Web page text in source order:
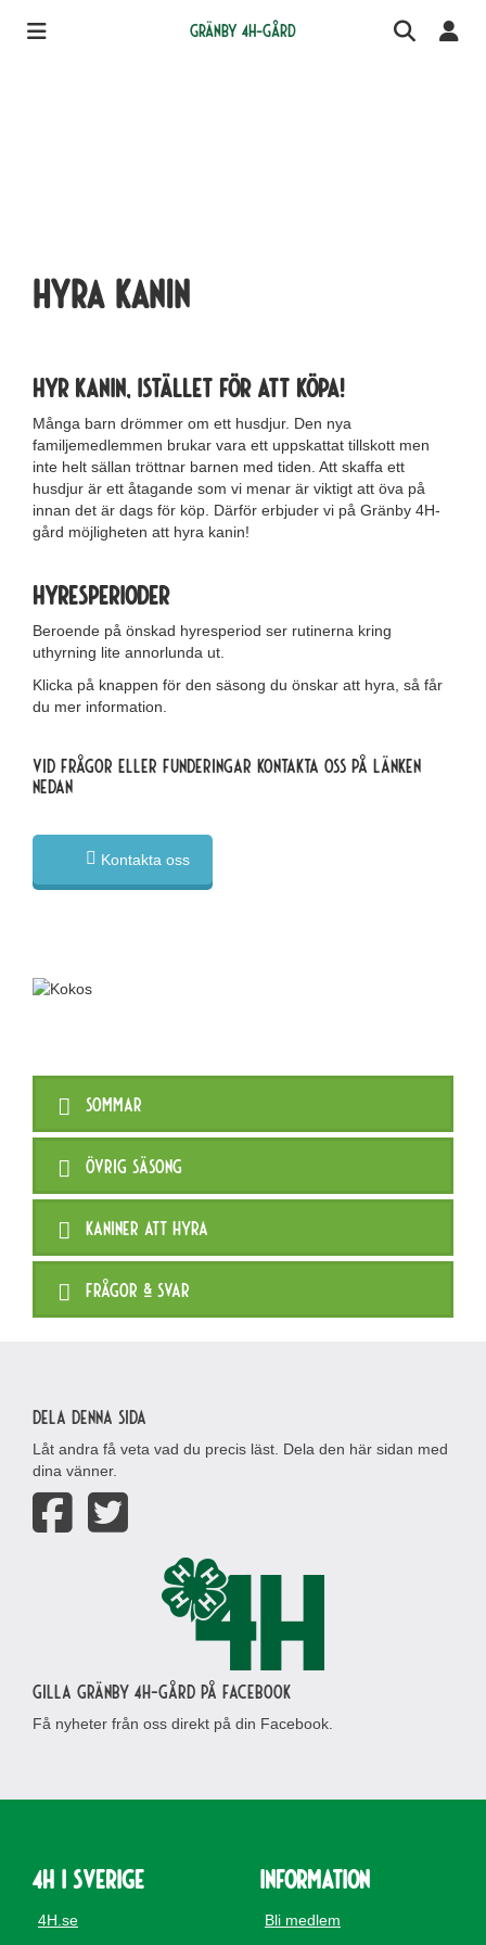
Gränby 4H-gård
Hyra kanin
Hyr kanin, istället för att köpa!
Många barn drömmer om ett husdjur. Den nya
familjemedlemmen brukar vara ett uppskattat tillskott men
inte helt sällan tröttnar barnen med tiden. Att skaffa ett
husdjur är ett åtagande som vi menar är viktigt att öva på
innan det är dags för köp. Därför erbjuder vi på Gränby 4H-
gård möjligheten att hyra kanin!
Hyresperioder
Beroende på önskad hyresperiod ser rutinerna kring
uthyrning lite annorlunda ut.
Klicka på knappen för den säsong du önskar att hyra, så får
du mer information.
Vid frågor eller funderingar kontakta oss på länken
nedan
Kontakta oss
Sommar
Övrig säsong
Kaniner att hyra
Frågor & svar
Dela denna sida
Låt andra få veta vad du precis läst. Dela den här sidan med
dina vänner.
Gilla Gränby 4H-gård på Facebook
Få nyheter från oss direkt på din Facebook.
4H i Sverige
4H.se
Information
Bli medlem